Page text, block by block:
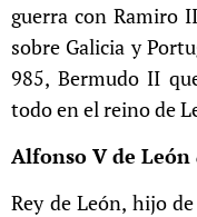
guerra con Ramiro
sobre Galicia y
985, Bermudo II
todo en el reino de
Alfonso V de León
Rey de León, hijo